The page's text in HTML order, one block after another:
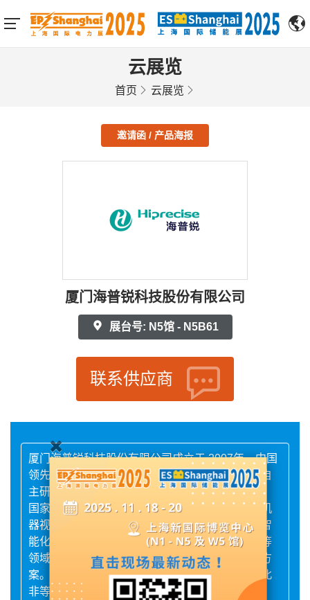
云展览
首页 云展览
邀请函 / 产品海报
厦门海普锐科技股份有限公司
展台号: N5馆 - N5B61
联系供应商
厦门海普锐科技股份有限公司成立于 2007年，中国
领先国际知名的工业智能制造系统供应商，是集自
主研发、生产、销售为一体的国家高新技术企业、
国家级专精特新小巨人企业。海普锐应用领先的机
器视觉、工业互联网、人工智能等技术实现装备智
能化的全面提升，为电力、通讯、交通及新能源等
领域客户提供稳定高效可靠的智能制造系统解决方
案。市场覆盖全国各地及欧美、中东、东南亚、北
非等海外地区，助力中国制造走向世界。